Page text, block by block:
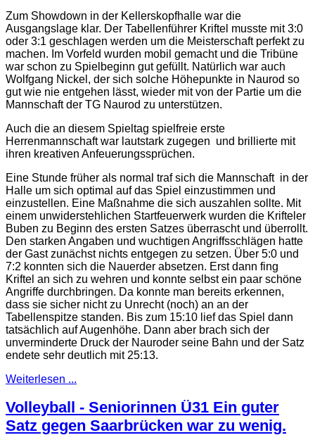
Zum Showdown in der Kellerskopfhalle war die
Ausgangslage klar. Der Tabellenführer Kriftel musste mit 3:0
oder 3:1 geschlagen werden um die Meisterschaft perfekt zu
machen. Im Vorfeld wurden mobil gemacht und die Tribüne
war schon zu Spielbeginn gut gefüllt. Natürlich war auch
Wolfgang Nickel, der sich solche Höhepunkte in Naurod so
gut wie nie entgehen lässt, wieder mit von der Partie um die
Mannschaft der TG Naurod zu unterstützen.
Auch die an diesem Spieltag spielfreie erste
Herrenmannschaft war lautstark zugegen und brillierte mit
ihren kreativen Anfeuerungssprüchen.
Eine Stunde früher als normal traf sich die Mannschaft in der
Halle um sich optimal auf das Spiel einzustimmen und
einzustellen. Eine Maßnahme die sich auszahlen sollte. Mit
einem unwiderstehlichen Startfeuerwerk wurden die Krifteler
Buben zu Beginn des ersten Satzes überrascht und überrollt.
Den starken Angaben und wuchtigen Angriffsschlägen hatte
der Gast zunächst nichts entgegen zu setzen. Über 5:0 und
7:2 konnten sich die Nauerder absetzen. Erst dann fing
Kriftel an sich zu wehren und konnte selbst ein paar schöne
Angriffe durchbringen. Da konnte man bereits erkennen,
dass sie sicher nicht zu Unrecht (noch) an an der
Tabellenspitze standen. Bis zum 15:10 lief das Spiel dann
tatsächlich auf Augenhöhe. Dann aber brach sich der
unverminderte Druck der Nauroder seine Bahn und der Satz
endete sehr deutlich mit 25:13.
Weiterlesen ...
Volleyball - Seniorinnen Ü31 Ein guter
Satz gegen Saarbrücken war zu wenig.